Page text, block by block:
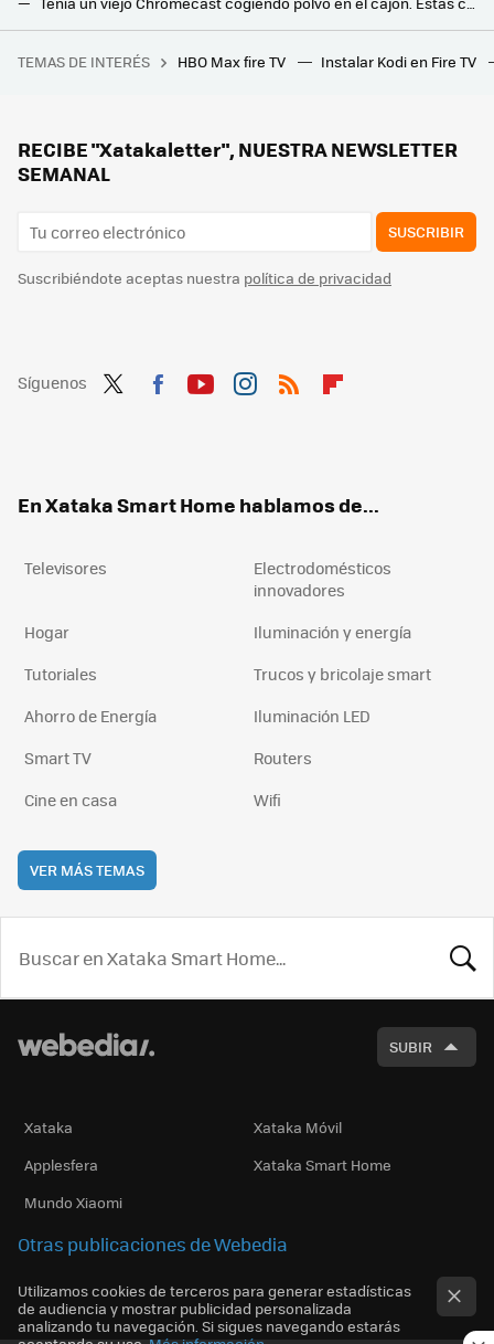
Los Fire TV ya bloquean la instalación de aplicaciones: es el paso lógico después del aviso
Suspenden a siete ingenieros tras construir un puente de 2,3 millones. Tenía una curva de casi 90 grados
TEMAS DE INTERÉS HBO Max fire TV Instalar Kodi en Fire TV
RECIBE "Xatakaletter", NUESTRA NEWSLETTER
SEMANAL
SUSCRIBIR
Suscribiéndote aceptas nuestra política de privacidad
Síguenos
En Xataka Smart Home hablamos de...
Televisores
Electrodomésticos
innovadores
Hogar
Iluminación y energía
Tutoriales
Trucos y bricolaje smart
Ahorro de Energía
Iluminación LED
Smart TV
Routers
Cine en casa
Wifi
VER MÁS TEMAS
SUBIR
Xataka
Xataka Móvil
Applesfera
Xataka Smart Home
Mundo Xiaomi
Otras publicaciones de Webedia
Utilizamos cookies de terceros para generar estadísticas
de audiencia y mostrar publicidad personalizada
analizando tu navegación. Si sigues navegando estarás